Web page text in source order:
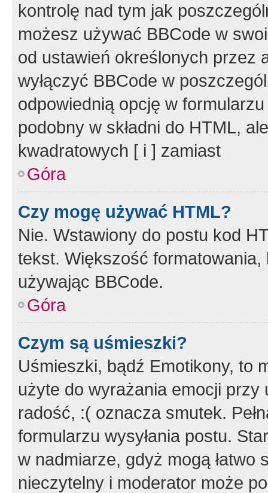
kontrolę nad tym jak
możesz używać BBCode w
od ustawień określonych przez
wyłączyć BBCode w
odpowiednią opcję w
podobny w składni do HTML,
kwadratowych [ i ] zamiast
Góra
Czy mogę używać HTML?
Nie. Wstawiony do postu kod
tekst. Większość
używając BBCode.
Góra
Czym są uśmieszki?
Uśmieszki, bądź Emotikony, to
użyte do wyrażania emocji
radość, :( oznacza smutek.
formularzu wysyłania postu.
w nadmiarze, gdyż mogą
nieczytelny i moderator może